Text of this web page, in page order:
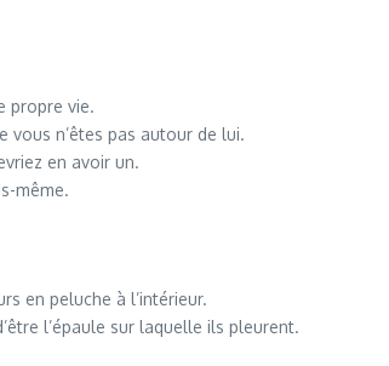
propre vie.
vous n’êtes pas autour de lui.
en avoir un.
même.
en peluche à l’intérieur.
l’épaule sur laquelle ils pleurent.